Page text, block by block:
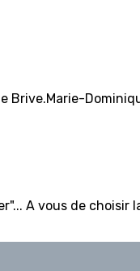
Brive.Marie-
A vous de choisir